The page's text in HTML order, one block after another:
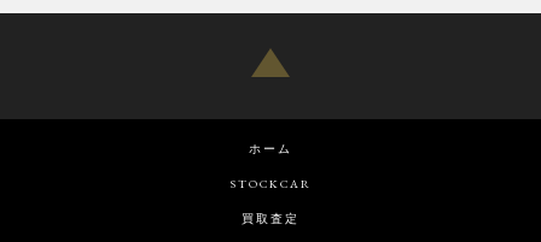
ホーム
STOCKCAR
買取査定